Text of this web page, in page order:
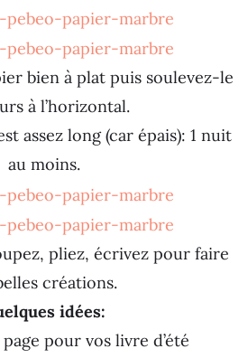
bien à plat puis soulevez-le
à l’horizontal.
assez long (car épais): 1 nuit
au moins.
pliez, écrivez pour faire
créations.
idées:
pour vos livre d’été